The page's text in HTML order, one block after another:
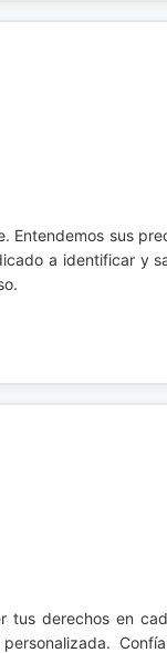
Entendemos sus
a identificar y
tus derechos en